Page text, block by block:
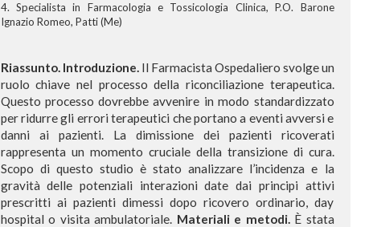
4. Specialista in Farmacologia e Tossicologia Clinica, P.O. Barone
Ignazio Romeo, Patti (Me)
Riassunto. Introduzione. Il Farmacista Ospedaliero svolge un
ruolo chiave nel processo della riconciliazione terapeutica.
Questo processo dovrebbe avvenire in modo standardizzato
per ridurre gli errori terapeutici che portano a eventi avversi e
danni ai pazienti. La dimissione dei pazienti ricoverati
rappresenta un momento cruciale della transizione di cura.
Scopo di questo studio è stato analizzare l’incidenza e la
gravità delle potenziali interazioni date dai principi attivi
prescritti ai pazienti dimessi dopo ricovero ordinario, day
hospital o visita ambulatoriale. Materiali e metodi.È stata